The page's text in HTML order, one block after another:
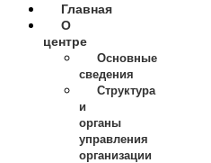
Главная
О
центре
Основные
сведения
Структура
и
органы
управления
организации